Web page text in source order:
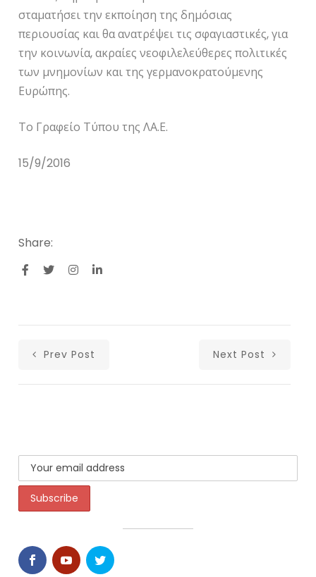
σταματήσει την εκποίηση της δημόσιας
περιουσίας και θα ανατρέψει τις σφαγιαστικές, για
την κοινωνία, ακραίες νεοφιλελεύθερες πολιτικές
των μνημονίων και της γερμανοκρατούμενης
Ευρώπης.
Το Γραφείο Τύπου της ΛΑ.Ε.
15/9/2016
Share:
Prev Post Next Post